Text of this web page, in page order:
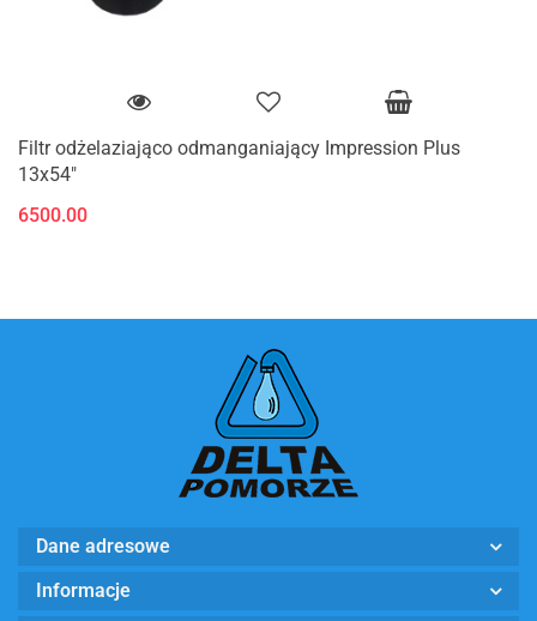
Filtr odżelaziająco odmanganiający Impression Plus
13x54"
6500.00
Dane adresowe
Informacje